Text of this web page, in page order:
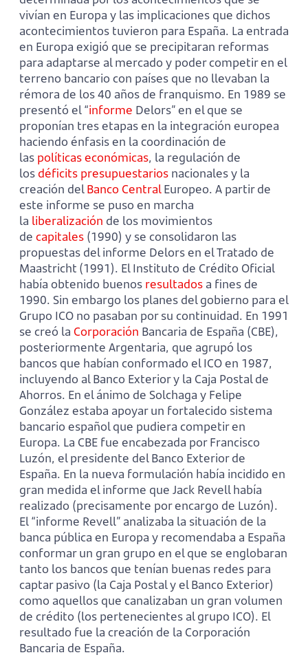
vivían en Europa y las implicaciones que dichos
acontecimientos tuvieron para España. La entrada
en Europa exigió que se precipitaran reformas
para adaptarse al mercado y poder competir en el
terreno bancario con países que no llevaban la
rémora de los 40 años de franquismo. En 1989 se
presentó el “informe Delors” en el que se
proponían tres etapas en la integración europea
haciendo énfasis en la coordinación de
las políticas económicas, la regulación de
los déficits presupuestarios nacionales y la
creación delBanco CentralEuropeo. A partir de
este informe se puso en marcha
la liberalización de los movimientos
de capitales (1990) y se consolidaron las
propuestas del informe Delors en el Tratado de
Maastricht (1991). El Instituto de Crédito Oficial
había obtenido buenos resultados a fines de
1990. Sin embargo los planes del gobierno para el
Grupo ICO no pasaban por su continuidad. En 1991
se creó la Corporación Bancaria de España (CBE),
posteriormente Argentaria, que agrupó los
bancos que habían conformado el ICO en 1987,
incluyendo al Banco Exterior y la Caja Postal de
Ahorros. En el ánimo de Solchaga y Felipe
González estaba apoyar un fortalecido sistema
bancario español que pudiera competir en
Europa. La CBE fue encabezada por Francisco
Luzón, el presidente del Banco Exterior de
España. En la nueva formulación había incidido en
gran medida el informe que Jack Revell había
realizado (precisamente por encargo de Luzón).
El “informe Revell” analizaba la situación de la
banca pública en Europa y recomendaba a España
conformar un gran grupo en el que se englobaran
tanto los bancos que tenían buenas redes para
captar pasivo (la Caja Postal y el Banco Exterior)
como aquellos que canalizaban un gran volumen
de crédito (los pertenecientes al grupo ICO). El
resultado fue la creación de la Corporación
Bancaria de España.